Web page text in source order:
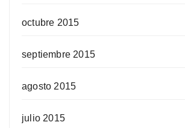
octubre 2015
septiembre 2015
agosto 2015
julio 2015